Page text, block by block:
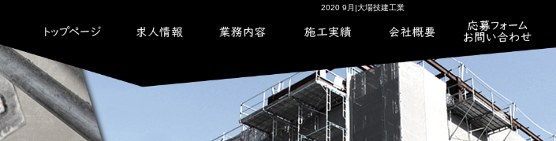
2020 9月|大場技建工業